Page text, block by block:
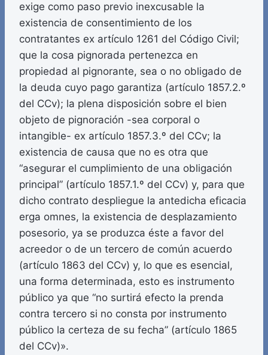
exige como paso previo inexcusable la
existencia de consentimiento de los
contratantes ex artículo 1261 del Código Civil;
que la cosa pignorada pertenezca en
propiedad al pignorante, sea o no obligado de
la deuda cuyo pago garantiza (artículo 1857.2.º
del CCv); la plena disposición sobre el bien
objeto de pignoración -sea corporal o
intangible- ex artículo 1857.3.º del CCv; la
existencia de causa que no es otra que
“asegurar el cumplimiento de una obligación
principal” (artículo 1857.1.º del CCv) y, para que
dicho contrato despliegue la antedicha eficacia
erga omnes, la existencia de desplazamiento
posesorio, ya se produzca éste a favor del
acreedor o de un tercero de común acuerdo
(artículo 1863 del CCv) y, lo que es esencial,
una forma determinada, esto es instrumento
público ya que “no surtirá efecto la prenda
contra tercero si no consta por instrumento
público la certeza de su fecha” (artículo 1865
del CCv)».